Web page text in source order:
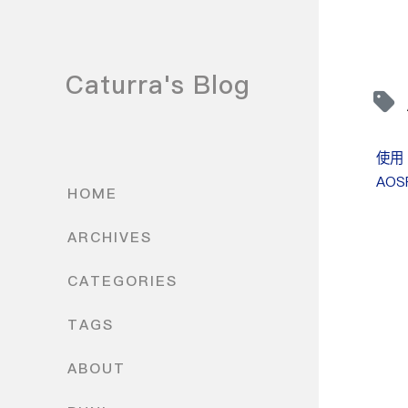
Caturra's Blog
HOME
ARCHIVES
CATEGORIES
TAGS
ABOUT
使用